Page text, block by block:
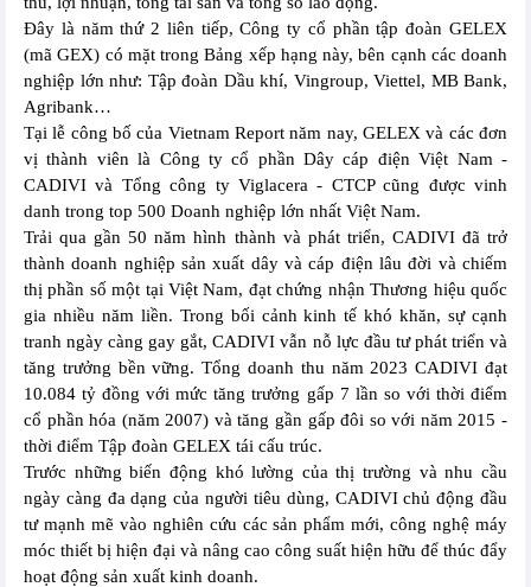
Đây là năm thứ 2 liên tiếp, Công ty cổ phần tập đoàn GELEX
(mã GEX) có mặt trong Bảng xếp hạng này, bên cạnh các doanh
nghiệp lớn như: Tập đoàn Dầu khí, Vingroup, Viettel, MB Bank,
Agribank…
Tại lễ công bố của Vietnam Report năm nay, GELEX và các đơn
vị thành viên là Công ty cổ phần Dây cáp điện Việt Nam -
CADIVI và Tổng công ty Viglacera - CTCP cũng được vinh
danh trong top 500 Doanh nghiệp lớn nhất Việt Nam.
Trải qua gần 50 năm hình thành và phát triển, CADIVI đã trở
thành doanh nghiệp sản xuất dây và cáp điện lâu đời và chiếm
thị phần số một tại Việt Nam, đạt chứng nhận Thương hiệu quốc
gia nhiều năm liền. Trong bối cảnh kinh tế khó khăn, sự cạnh
tranh ngày càng gay gắt, CADIVI vẫn nỗ lực đầu tư phát triển và
tăng trưởng bền vững. Tổng doanh thu năm 2023 CADIVI đạt
10.084 tỷ đồng với mức tăng trưởng gấp 7 lần so với thời điểm
cổ phần hóa (năm 2007) và tăng gần gấp đôi so với năm 2015 -
thời điểm Tập đoàn GELEX tái cấu trúc.
Trước những biến động khó lường của thị trường và nhu cầu
ngày càng đa dạng của người tiêu dùng, CADIVI chủ động đầu
tư mạnh mẽ vào nghiên cứu các sản phẩm mới, công nghệ máy
móc thiết bị hiện đại và nâng cao công suất hiện hữu để thúc đẩy
hoạt động sản xuất kinh doanh.